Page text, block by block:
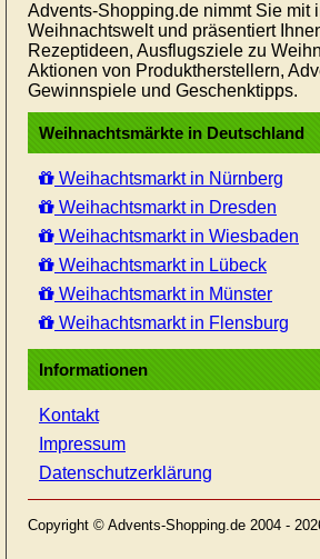
Advents-Shopping.de nimmt Sie mit
Weihnachtswelt und präsentiert
Rezeptideen, Ausflugsziele zu
Aktionen von Produktherstellern,
Gewinnspiele und Geschenktipps.
Weihnachtsmärkte in Deutschland
Weihachtsmarkt in Nürnberg
Weihachtsmarkt in Dresden
Weihachtsmarkt in Wiesbaden
Weihachtsmarkt in Lübeck
Weihachtsmarkt in Münster
Weihachtsmarkt in Flensburg
Informationen
Kontakt
Impressum
Datenschutzerklärung
Copyright © Advents-Shopping.de 2004 -